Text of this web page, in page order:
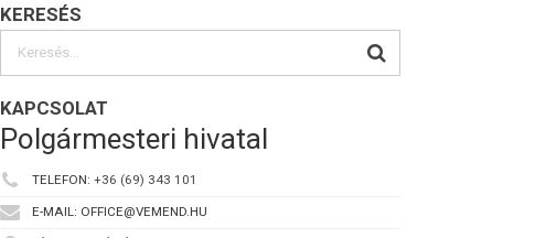
KERESÉS
KAPCSOLAT
Polgármesteri hivatal
TELEFON: +36 (69) 343 101
E-MAIL: OFFICE@VEMEND.HU